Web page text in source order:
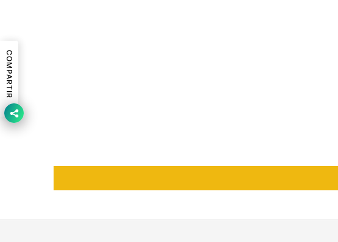
COMPARTIR